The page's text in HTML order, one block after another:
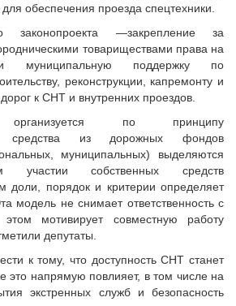
совета
обеспечения проезда спецтехники.
законопроекта —закрепление за
товариществами права на
и муниципальную поддержку по
реконструкции, капремонту и
к СНТ и внутренних проездов.
организуется по принципу
средства из дорожных фондов
муниципальных) выделяются
участии собственных средств
доли, порядок и критерии определяет
модель не снимает ответственность с
мотивирует совместную работу
депутаты.
к тому, что доступность СНТ станет
это напрямую повлияет, в том числе на
экстренных служб и безопасность